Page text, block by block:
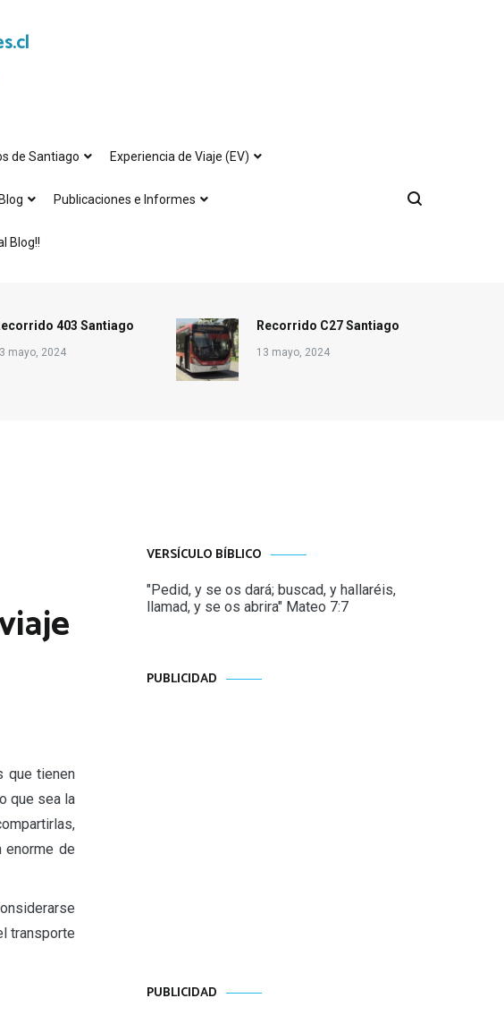
de Santiago Experiencia de Viaje (EV)
Publicaciones e Informes
Blog!!
403 Santiago
mayo, 2024
Recorrido C27 Santiago
13 mayo, 2024
que tienen
que sea la
enorme de
transporte
VERSÍCULO BÍBLICO
"Pedid, y se os dará; buscad, y hallaréis,
llamad, y se os abrira" Mateo 7:7
PUBLICIDAD
PUBLICIDAD